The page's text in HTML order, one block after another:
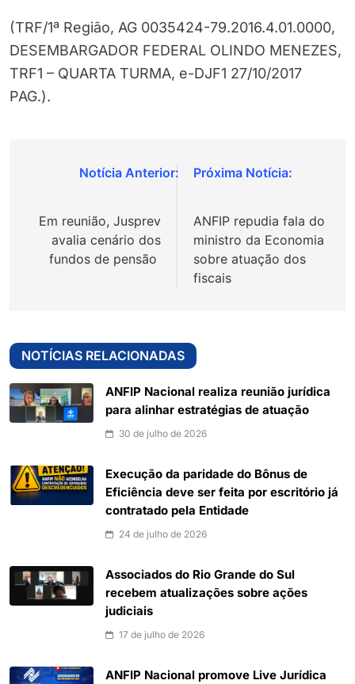
(TRF/1ª Região, AG 0035424-79.2016.4.01.0000,
DESEMBARGADOR FEDERAL OLINDO MENEZES,
TRF1 – QUARTA TURMA, e-DJF1 27/10/2017
PAG.).
Navegação
Post
Em reunião, Jusprev
avalia cenário dos
fundos de pensão
ANFIP repudia fala do
ministro da Economia
sobre atuação dos
fiscais
NOTÍCIAS RELACIONADAS
ANFIP Nacional realiza reunião jurídica
para alinhar estratégias de atuação
30 de julho de 2026
Execução da paridade do Bônus de
Eficiência deve ser feita por escritório já
contratado pela Entidade
24 de julho de 2026
Associados do Rio Grande do Sul
recebem atualizações sobre ações
judiciais
17 de julho de 2026
ANFIP Nacional promove Live Jurídica